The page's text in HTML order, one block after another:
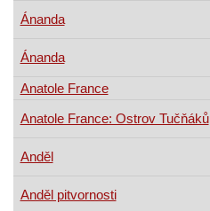
Ánanda
Ánanda
Anatole France
Anatole France: Ostrov Tučňáků
Anděl
Anděl pitvornosti